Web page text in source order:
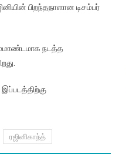
பிறந்தநாளான டிசம்பர்
நடத்த
இப்படத்திற்கு
ரஜினிகாந்த்